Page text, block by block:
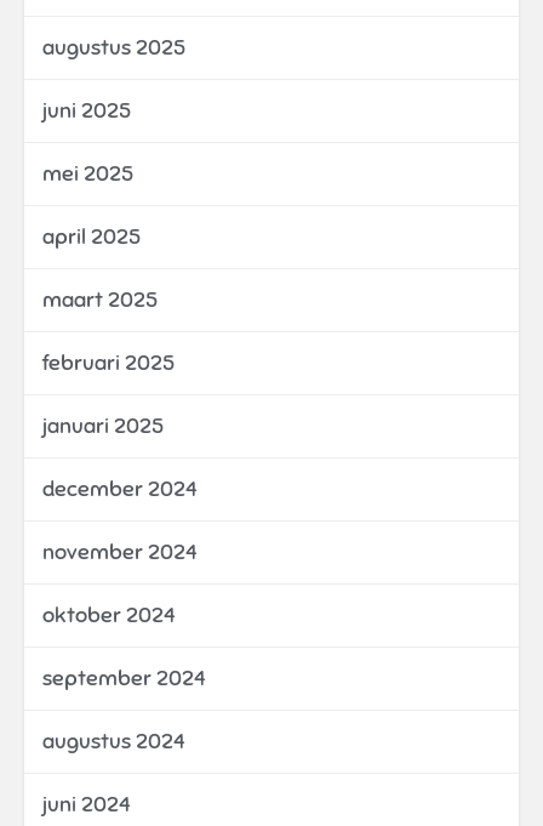
augustus 2025
juni 2025
mei 2025
april 2025
maart 2025
februari 2025
januari 2025
december 2024
november 2024
oktober 2024
september 2024
augustus 2024
juni 2024